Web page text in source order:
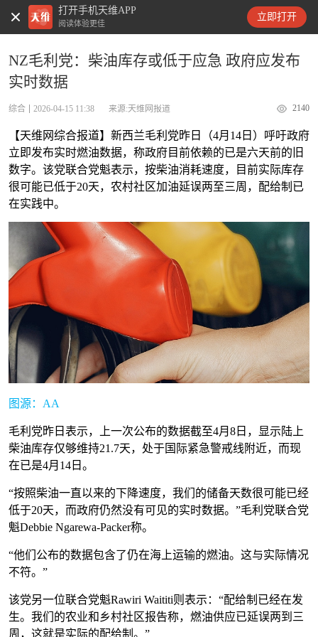
打开手机天维APP
阅读体验更佳
立即打开
天维新闻
NZ毛利党：柴油库存或低于应急 政府应发布
实时数据
综合 2026-04-15 11:38 来源:天维网报道 2140
【天维网综合报道】新西兰毛利党昨日（4月14日）呼吁政府
立即发布实时燃油数据，称政府目前依赖的已是六天前的旧
数字。该党联合党魁表示，按柴油消耗速度，目前实际库存
很可能已低于20天，农村社区加油延误两至三周，配给制已
在实践中。
图源：AA
毛利党昨日表示，上一次公布的数据截至4月8日，显示陆上
柴油库存仅够维持21.7天，处于国际紧急警戒线附近，而现
在已是4月14日。
“按照柴油一直以来的下降速度，我们的储备天数很可能已经
低于20天，而政府仍然没有可见的实时数据。”毛利党联合党
魁Debbie Ngarewa-Packer称。
“他们公布的数据包含了仍在海上运输的燃油。这与实际情况
不符。”
该党另一位联合党魁Rawiri Waititi则表示：“配给制已经在发
生。我们的农业和乡村社区报告称，燃油供应已延误两到三
周，这就是实际的配给制。”